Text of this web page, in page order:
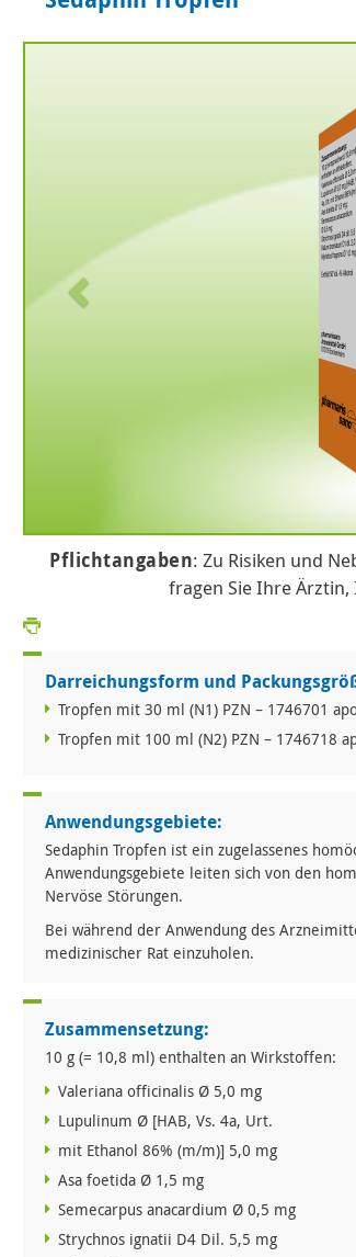
Pflichtangaben: Zu Risiken und
fragen Sie Ihre
Darreichungsform und
Tropfen mit 30 ml (N1) PZN – 1746701
Tropfen mit 100 ml (N2) PZN – 1746718
Anwendungsgebiete:
Sedaphin Tropfen ist ein zugelassenes
Anwendungsgebiete leiten sich von den
Nervöse Störungen.
Bei während der Anwendung des
medizinischer Rat einzuholen.
Zusammensetzung:
10 g (= 10,8 ml) enthalten an Wirkstoffen:
Valeriana officinalis Ø 5,0 mg
Lupulinum Ø [HAB, Vs. 4a, Urt.
mit Ethanol 86% (m/m)] 5,0 mg
Asa foetida Ø 1,5 mg
Semecarpus anacardium Ø 0,5 mg
Strychnos ignatii D4 Dil. 5,5 mg